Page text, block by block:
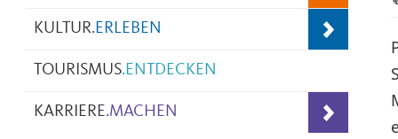
KULTUR.ERLEBEN
TOURISMUS.ENTDECKEN
KARRIERE.MACHEN